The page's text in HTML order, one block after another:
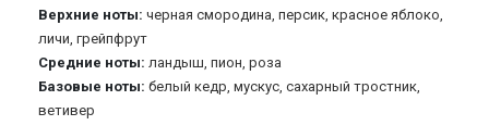
Верхние ноты: черная смородина, персик, красное яблоко,
личи, грейпфрут
Средние ноты: ландыш, пион, роза
Базовые ноты: белый кедр, мускус, сахарный тростник,
ветивер